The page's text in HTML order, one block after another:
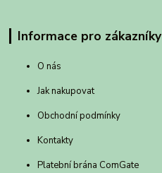
Informace pro zákazníky
O nás
Jak nakupovat
Obchodní podmínky
Kontakty
Platební brána ComGate